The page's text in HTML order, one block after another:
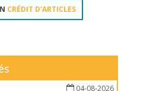
CRÉDIT D'ARTICLES
04-08-2026